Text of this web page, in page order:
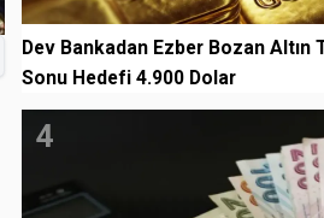
Dev Bankadan Ezber Bozan Altın
Sonu Hedefi 4.900 Dolar
4